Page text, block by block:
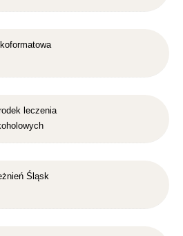
leczenia
Śląsk